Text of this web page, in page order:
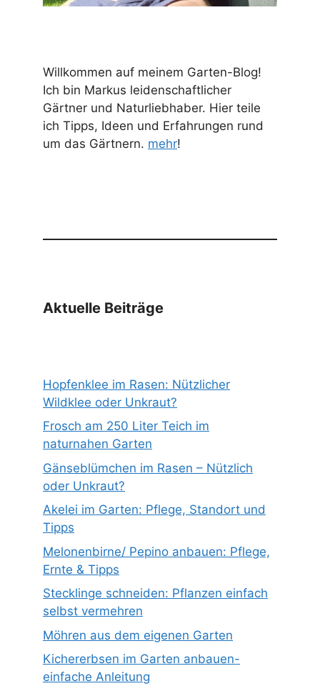
Willkommen auf meinem Garten-Blog!
Ich bin Markus leidenschaftlicher
Gärtner und Naturliebhaber. Hier teile
ich Tipps, Ideen und Erfahrungen rund
um das Gärtnern. mehr!
Aktuelle Beiträge
Hopfenklee im Rasen: Nützlicher
Wildklee oder Unkraut?
Frosch am 250 Liter Teich im
naturnahen Garten
Gänseblümchen im Rasen – Nützlich
oder Unkraut?
Akelei im Garten: Pflege, Standort und
Tipps
Melonenbirne/ Pepino anbauen: Pflege,
Ernte & Tipps
Stecklinge schneiden: Pflanzen einfach
selbst vermehren
Möhren aus dem eigenen Garten
Kichererbsen im Garten anbauen-
einfache Anleitung